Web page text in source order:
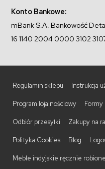
Konto Bankowe:
mBank S.A. Bankowość
16 1140 2004 0000 3102
Regulamin sklepu Instrukcja
Program lojalnościowy Formy
Odbiór przesyłki Zakupy na
Polityka Cookies Blog
Meble indyjskie ręcznie robione